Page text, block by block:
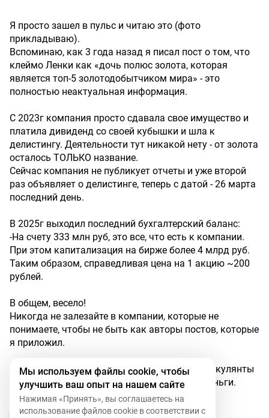
Я просто зашел в пульс и читаю это (фото
прикладываю).
Вспоминаю, как 3 года назад я писал пост о том, что
клеймо Ленки как «дочь полюс золота, которая
является топ-5 золотодобытчиком мира» - это
полностью неактуальная информация.
С 2023г компания просто сдавала свое имущество и
платила дивиденд со своей кубышки и шла к
делистингу. Деятельности тут никакой нету - от золота
осталось ТОЛЬКО название.
Сейчас компания не публикует отчеты и уже второй
раз объявляет о делистинге, теперь с датой - 26 марта
последний день.
В 2025г выходил последний бухгалтерский баланс:
-На счету 333 млн руб, это все, что есть к компании.
При этом капитализация на бирже более 4 млрд руб.
Таким образом, справедливая цена на 1 акцию ~200
рублей.
В общем, весело!
Никогда не залезайте в компании, которые не
понимаете, чтобы не быть как авторы постов, которые
я приложил.
Очевидно, в бумаге просто развлекаются спекулянты
на неосведомленных и легко забирают их деньги.
Шорта тут, кстати, тоже нет.
Мы используем файлы cookie, чтобы
улучшить ваш опыт на нашем сайте
Нажимая «Принять», вы соглашаетесь на
использование файлов cookie в соответствии с